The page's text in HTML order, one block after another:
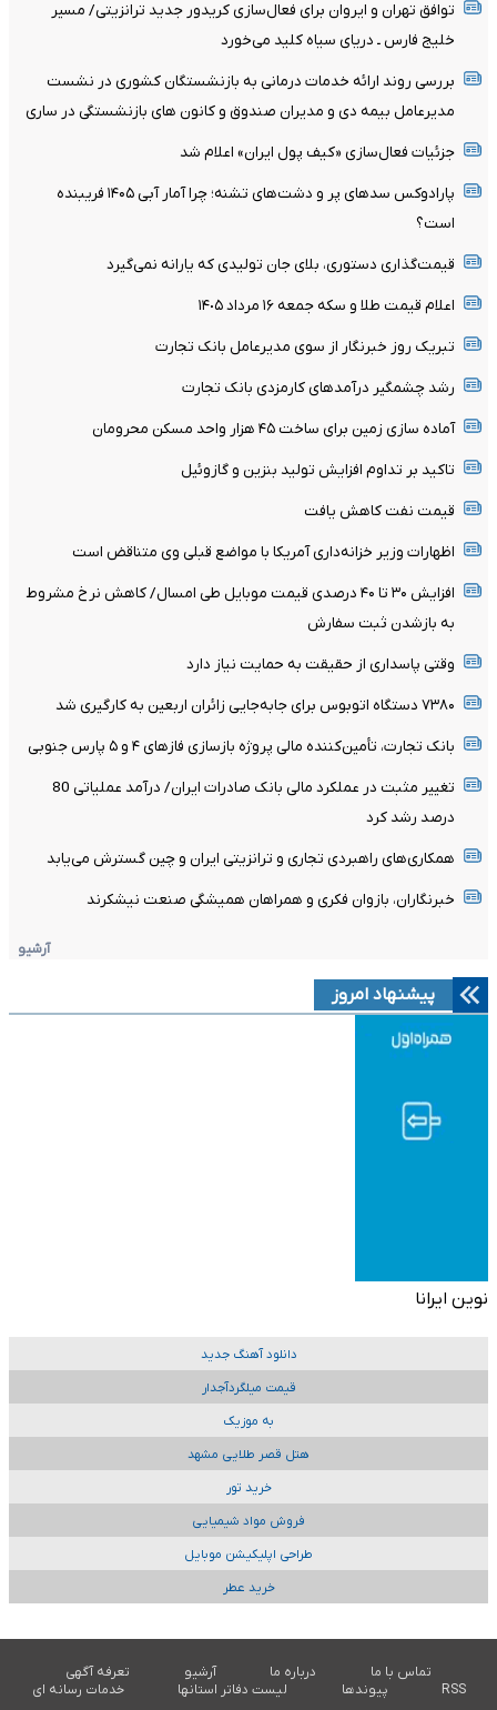
توافق تهران و ایروان برای فعال‌سازی کریدور جدید ترانزیتی/ مسیر
خلیج فارس ـ دریای سیاه کلید می‌خورد
بررسی روند ارائه خدمات درمانی به بازنشستگان کشوری در نشست
مدیرعامل بیمه دی و مدیران صندوق و کانون های بازنشستگی در ساری
جزئیات فعال‌سازی «کیف پول ایران» اعلام شد
پارادوکس سدهای پر و دشت‌های تشنه؛ چرا آمار آبی ۱۴۰۵ فریبنده
است؟
قیمت‌گذاری دستوری، بلای جان تولیدی که یارانه نمی‌گیرد
اعلام قیمت طلا و سکه جمعه ١۶ مرداد ١۴٠۵
تبریک روز خبرنگار از سوی مدیرعامل بانک تجارت
رشد چشمگیر درآمدهای کارمزدی بانک تجارت
آماده سازی زمین برای ساخت ۴۵ هزار واحد مسکن محرومان
تاکید بر تداوم افزایش تولید بنزین و گازوئیل
قیمت نفت کاهش یافت
اظهارات وزیر خزانه‌داری آمریکا با مواضع قبلی وی متناقض است
افزایش ۳۰ تا ۴۰ درصدی قیمت موبایل طی امسال/ کاهش نرخ مشروط
به بازشدن ثبت سفارش
وقتی پاسداری از حقیقت به حمایت نیاز دارد
۷۳۸۰ دستگاه اتوبوس برای جابه‌جایی زائران اربعین به‌ کارگیری شد
بانک تجارت، تأمین‌کننده مالی پروژه بازسازی فازهای ۴ و ۵ پارس جنوبی
تغییر مثبت در عملکرد مالی بانک صادرات ایران/ درآمد عملیاتی 80
درصد رشد کرد
همکاری‌های راهبردی تجاری و ترانزیتی ایران و چین گسترش می‌یابد
خبرنگاران، بازوان فکری و همراهان همیشگی صنعت نیشکرند
آرشیو
پیشنهاد امروز
نوین ایرانا
دانلود آهنگ جدید
قیمت میلگردآجدار
به موزیک
هتل قصر طلایی مشهد
خرید تور
فروش مواد شیمیایی
طراحی اپلیکیشن موبایل
خرید عطر
تماس با ما درباره ما آرشیو
تعرفه آگهی
RSS
پیوندها لیست دفاتر استانها خدمات رسانه ای